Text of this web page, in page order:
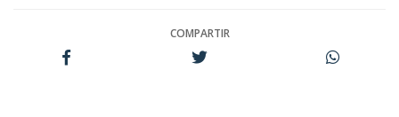
COMPARTIR